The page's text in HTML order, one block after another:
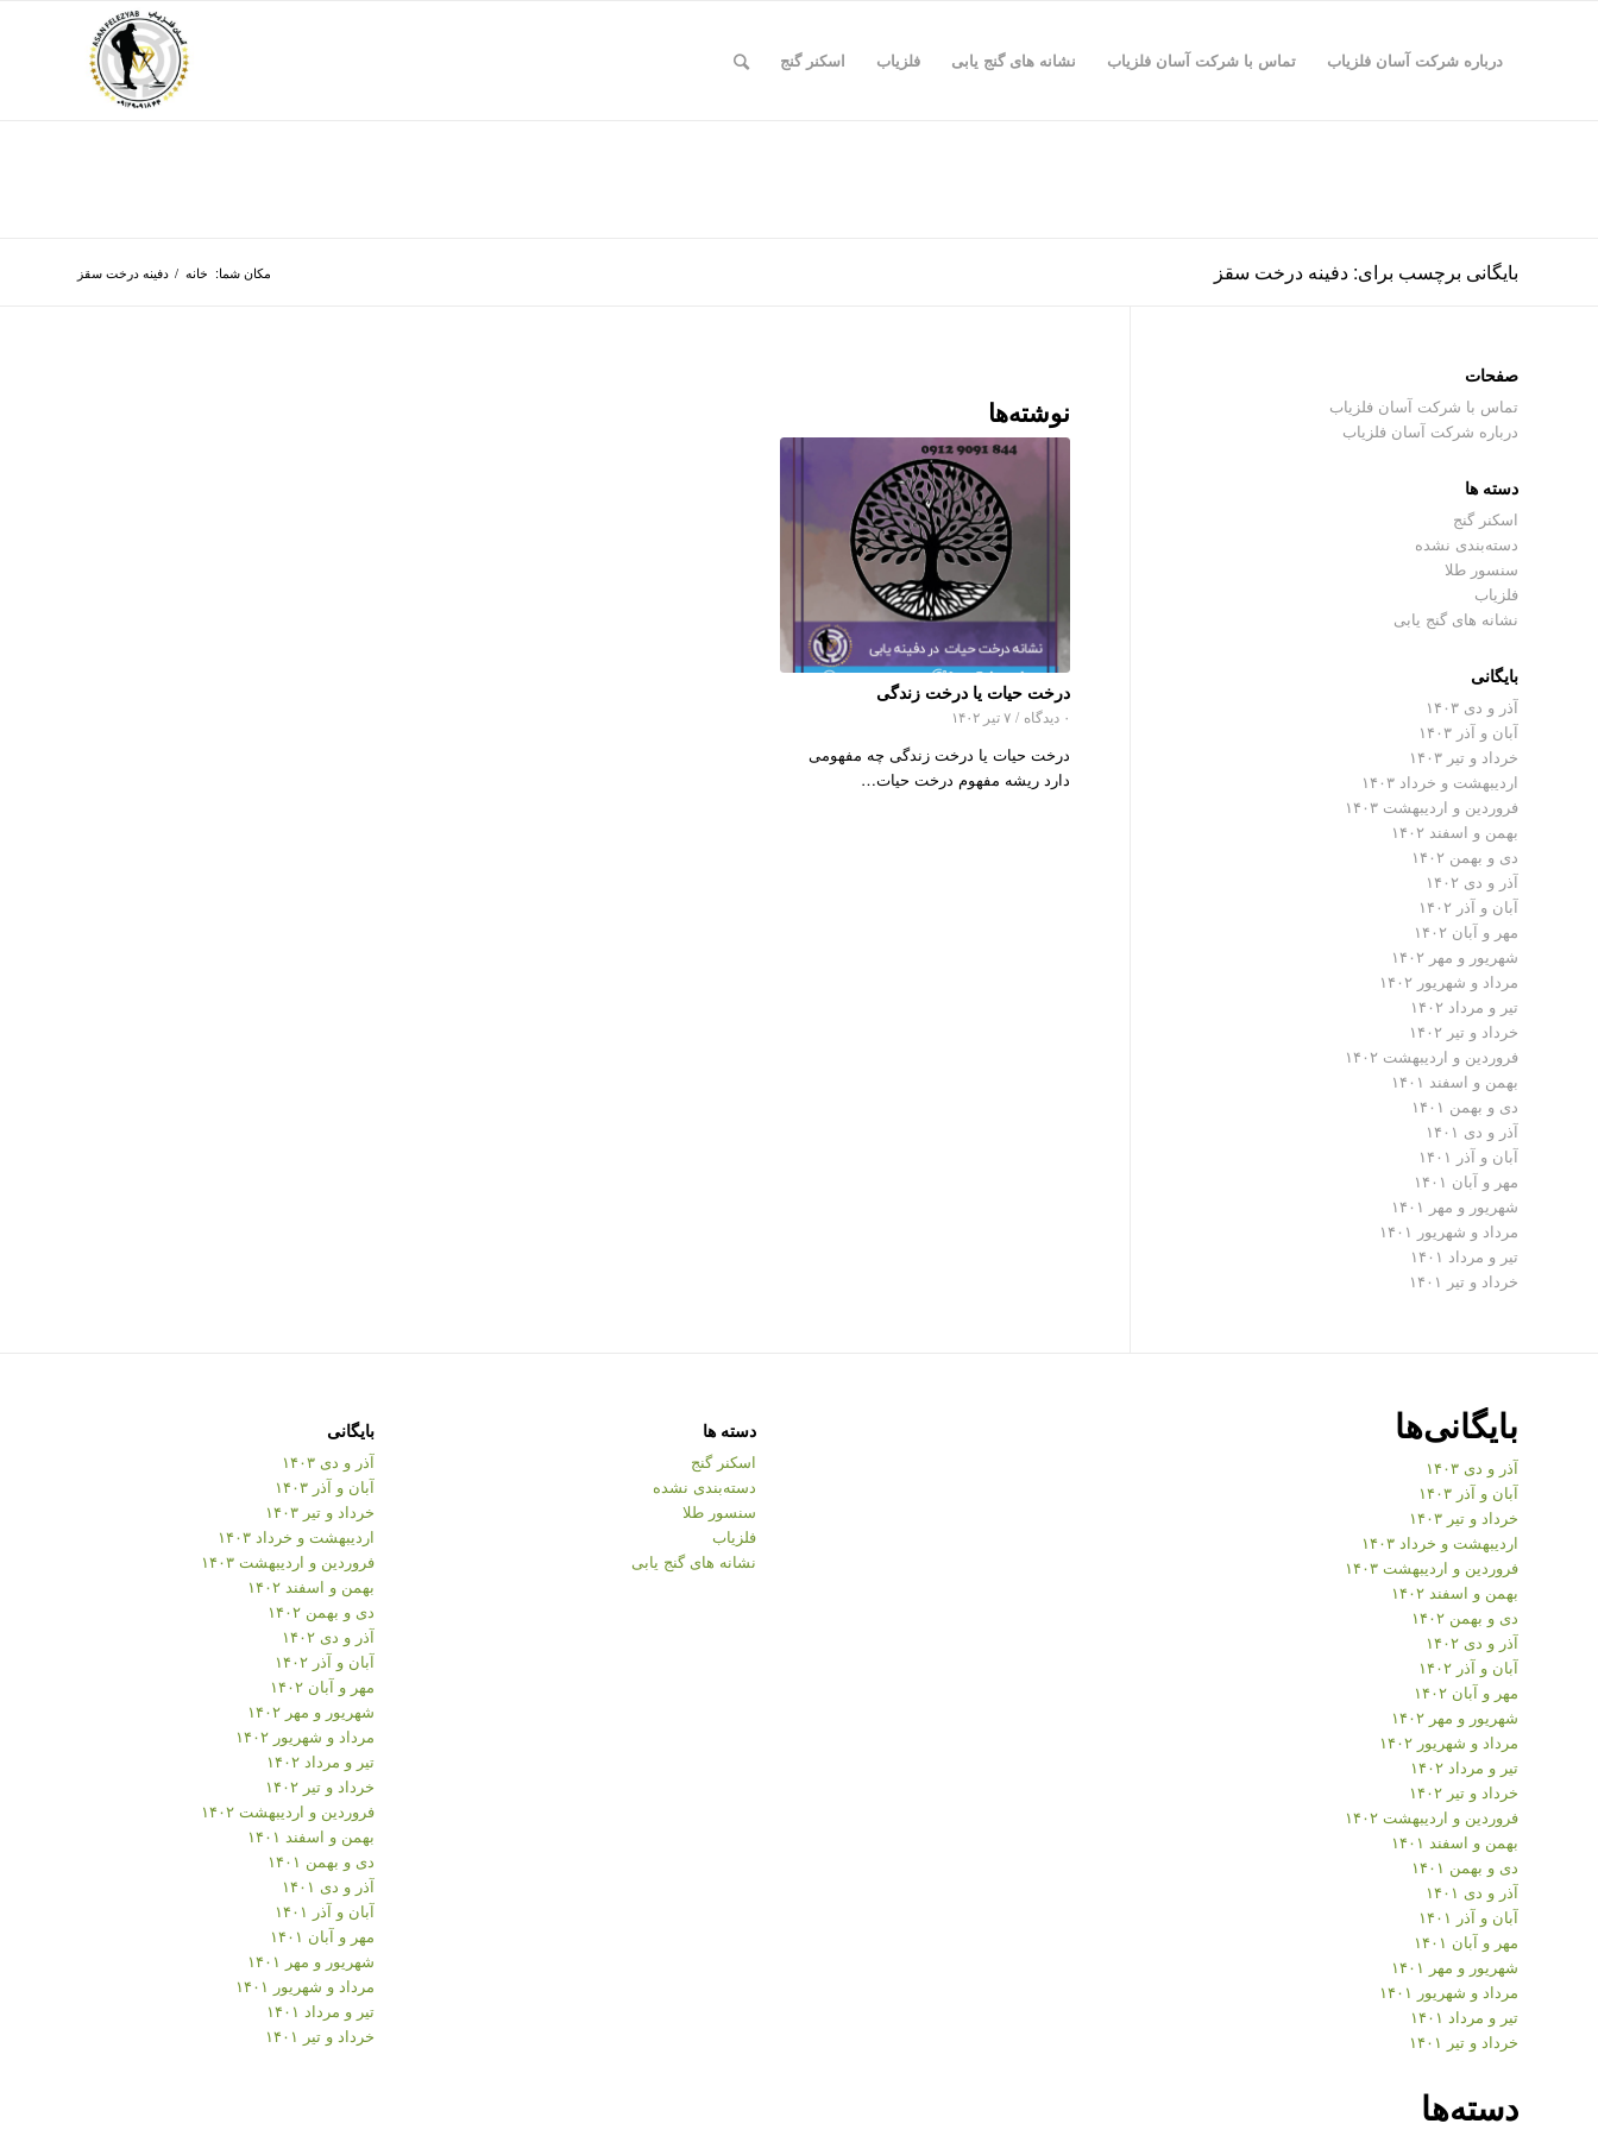
درباره شرکت آسان فلزیاب تماس با شرکت آسان فلزیاب نشانه های گنج یابی فلزیاب اسکنر گنج
بایگانی برچسب برای: دفینه درخت سقز مکان شما: خانه / دفینه درخت سقز
نوشته‌ها
درخت حیات یا درخت زندگی
۰ دیدگاه / ۷ تیر ۱۴۰۲
درخت حیات یا درخت زندگی چه مفهومی
دارد ریشه مفهوم درخت حیات…
صفحات
تماس با شرکت آسان فلزیاب
درباره شرکت آسان فلزیاب
دسته ها
اسکنر گنج
دسته‌بندی نشده
سنسور طلا
فلزیاب
نشانه های گنج یابی
بایگانی
آذر و دی ۱۴۰۳
آبان و آذر ۱۴۰۳
خرداد و تیر ۱۴۰۳
اردیبهشت و خرداد ۱۴۰۳
فروردین و اردیبهشت ۱۴۰۳
بهمن و اسفند ۱۴۰۲
دی و بهمن ۱۴۰۲
آذر و دی ۱۴۰۲
آبان و آذر ۱۴۰۲
مهر و آبان ۱۴۰۲
شهریور و مهر ۱۴۰۲
مرداد و شهریور ۱۴۰۲
تیر و مرداد ۱۴۰۲
خرداد و تیر ۱۴۰۲
فروردین و اردیبهشت ۱۴۰۲
بهمن و اسفند ۱۴۰۱
دی و بهمن ۱۴۰۱
آذر و دی ۱۴۰۱
آبان و آذر ۱۴۰۱
مهر و آبان ۱۴۰۱
شهریور و مهر ۱۴۰۱
مرداد و شهریور ۱۴۰۱
تیر و مرداد ۱۴۰۱
خرداد و تیر ۱۴۰۱
بایگانی‌ها
آذر و دی ۱۴۰۳
آبان و آذر ۱۴۰۳
خرداد و تیر ۱۴۰۳
اردیبهشت و خرداد ۱۴۰۳
فروردین و اردیبهشت ۱۴۰۳
بهمن و اسفند ۱۴۰۲
دی و بهمن ۱۴۰۲
آذر و دی ۱۴۰۲
آبان و آذر ۱۴۰۲
مهر و آبان ۱۴۰۲
شهریور و مهر ۱۴۰۲
مرداد و شهریور ۱۴۰۲
تیر و مرداد ۱۴۰۲
خرداد و تیر ۱۴۰۲
فروردین و اردیبهشت ۱۴۰۲
بهمن و اسفند ۱۴۰۱
دی و بهمن ۱۴۰۱
آذر و دی ۱۴۰۱
آبان و آذر ۱۴۰۱
مهر و آبان ۱۴۰۱
شهریور و مهر ۱۴۰۱
مرداد و شهریور ۱۴۰۱
تیر و مرداد ۱۴۰۱
خرداد و تیر ۱۴۰۱
دسته‌ها
دسته ها
اسکنر گنج
دسته‌بندی نشده
سنسور طلا
فلزیاب
نشانه های گنج یابی
بایگانی
آذر و دی ۱۴۰۳
آبان و آذر ۱۴۰۳
خرداد و تیر ۱۴۰۳
اردیبهشت و خرداد ۱۴۰۳
فروردین و اردیبهشت ۱۴۰۳
بهمن و اسفند ۱۴۰۲
دی و بهمن ۱۴۰۲
آذر و دی ۱۴۰۲
آبان و آذر ۱۴۰۲
مهر و آبان ۱۴۰۲
شهریور و مهر ۱۴۰۲
مرداد و شهریور ۱۴۰۲
تیر و مرداد ۱۴۰۲
خرداد و تیر ۱۴۰۲
فروردین و اردیبهشت ۱۴۰۲
بهمن و اسفند ۱۴۰۱
دی و بهمن ۱۴۰۱
آذر و دی ۱۴۰۱
آبان و آذر ۱۴۰۱
مهر و آبان ۱۴۰۱
شهریور و مهر ۱۴۰۱
مرداد و شهریور ۱۴۰۱
تیر و مرداد ۱۴۰۱
خرداد و تیر ۱۴۰۱